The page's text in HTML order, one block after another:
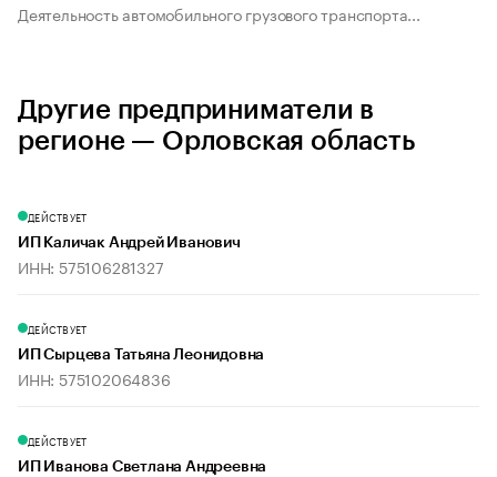
Деятельность автомобильного грузового транспорта...
Другие предприниматели в
регионе — Орловская область
ДЕЙСТВУЕТ
ИП Каличак Андрей Иванович
ИНН: 575106281327
ДЕЙСТВУЕТ
ИП Сырцева Татьяна Леонидовна
ИНН: 575102064836
ДЕЙСТВУЕТ
ИП Иванова Светлана Андреевна